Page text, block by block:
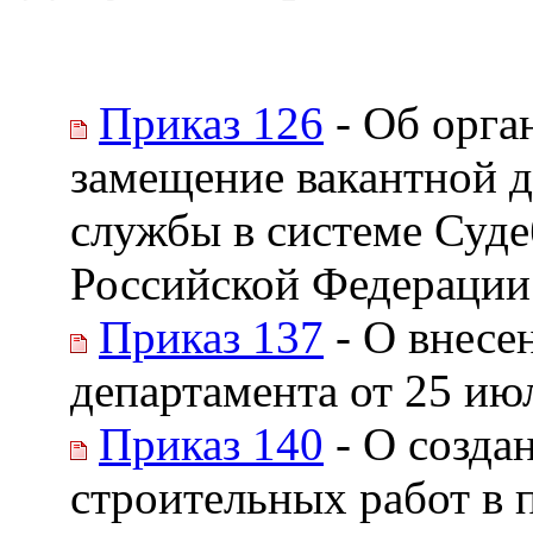
Приказ 126 - Об
замещение вакантной
службы в системе
Российской Федерации
Приказ 137 - О
департамента от 25
Приказ 140 - О
строительных работ в